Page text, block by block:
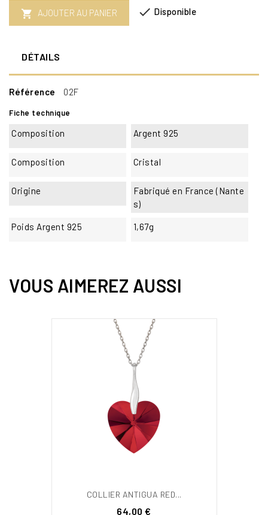
 AJOUTER AU PANIER  Disponible
DÉTAILS
Référence 02F
Fiche technique
Composition Argent 925
Composition Cristal
Origine
Fabriqué en France (Nante
s)
Poids Argent 925 1,67g
VOUS AIMEREZ AUSSI
COLLIER ANTIGUA RED...
Prix
64,00 €